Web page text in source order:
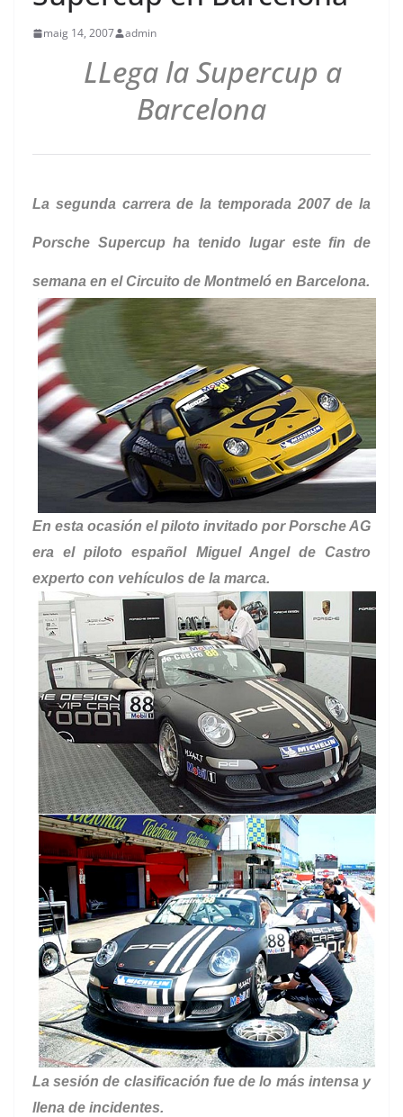
maig 14, 2007 admin
LLega la Supercup a
Barcelona
La segunda carrera de la temporada 2007 de la
Porsche Supercup ha tenido lugar este fin de
semana en el Circuito de Montmeló en Barcelona.
En esta ocasión el piloto invitado por Porsche AG
era el piloto español Miguel Angel de Castro
experto con vehículos de la marca.
La sesión de clasificación fue de lo más intensa y
llena de incidentes.